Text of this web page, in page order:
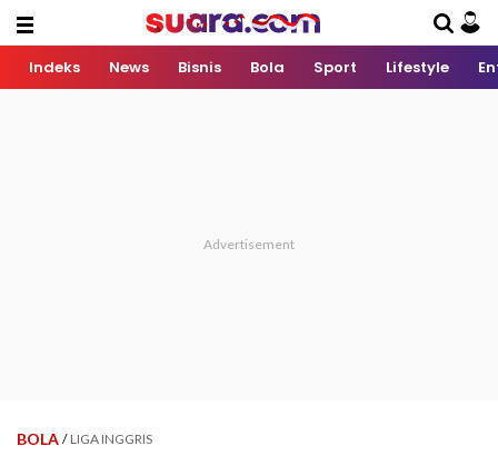
Indeks News Bisnis Bola Sport Lifestyle
BOLA / LIGA INGGRIS